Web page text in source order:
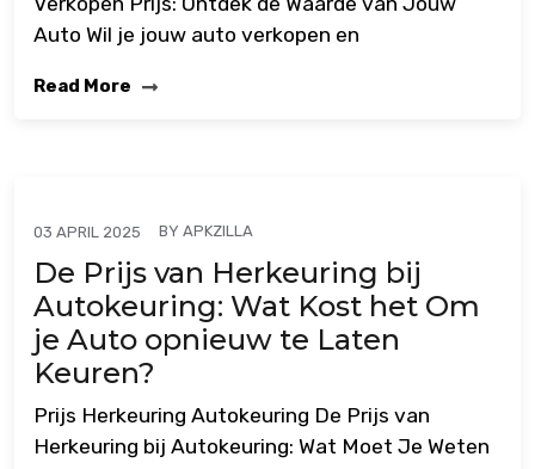
Auto Wil je jouw auto verkopen en
Read More
03 APRIL 2025 BY APKZILLA
De Prijs van Herkeuring bij
Autokeuring: Wat Kost het Om
je Auto opnieuw te Laten
Keuren?
Prijs Herkeuring Autokeuring De Prijs van
Herkeuring bij Autokeuring: Wat Moet Je Weten